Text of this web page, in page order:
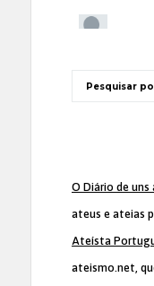
O Diário de uns
ateus e ateias
Ateísta
ateismo.net,